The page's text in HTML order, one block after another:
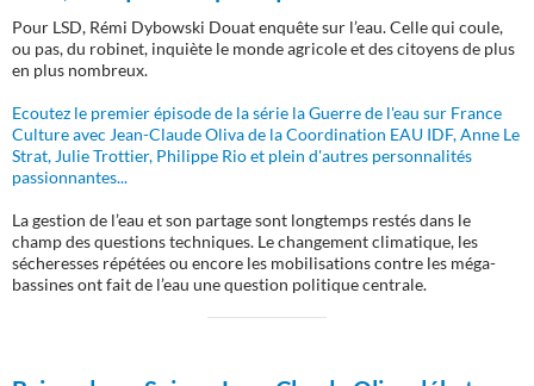
Pour LSD, Rémi Dybowski Douat enquête sur l’eau. Celle qui coule,
ou pas, du robinet, inquiète le monde agricole et des citoyens de plus
en plus nombreux.
Ecoutez le premier épisode de la série la Guerre de l'eau sur France
Culture avec Jean-Claude Oliva de la Coordination EAU IDF, Anne Le
Strat, Julie Trottier, Philippe Rio et plein d'autres personnalités
passionnantes...
La gestion de l’eau et son partage sont longtemps restés dans le
champ des questions techniques. Le changement climatique, les
sécheresses répétées ou encore les mobilisations contre les méga-
bassines ont fait de l’eau une question politique centrale.